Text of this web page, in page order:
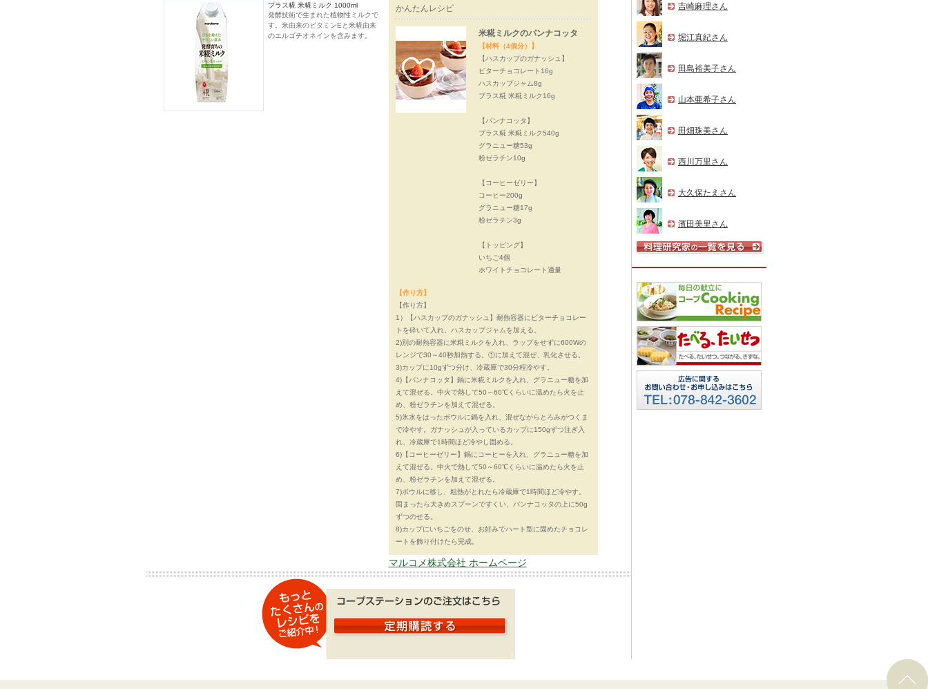
プラス糀 米糀ミルク 1000ml
発酵技術で生まれた植物性ミルクで
す。米由来のビタミンEと米糀由来
のエルゴチオネインを含みます。
かんたんレシピ
米糀ミルクのパンナコッタ
【材料（4個分）】
【ハスカップのガナッシュ】
ビターチョコレート16g
ハスカップジャム8g
プラス糀 米糀ミルク16g
【パンナコッタ】
プラス糀 米糀ミルク540g
グラニュー糖53g
粉ゼラチン10g
【コーヒーゼリー】
コーヒー200g
グラニュー糖17g
粉ゼラチン3g
【トッピング】
いちご4個
ホワイトチョコレート適量
【作り方】
【作り方】
1）【ハスカップのガナッシュ】耐熱容器にビターチョコレー
トを砕いて入れ、ハスカップジャムを加える。
2)別の耐熱容器に米糀ミルクを入れ、ラップをせずに600Wの
レンジで30～40秒加熱する。①に加えて混ぜ、乳化させる。
3)カップに10gずつ分け、冷蔵庫で30分程冷やす。
4)【パンナコッタ】鍋に米糀ミルクを入れ、グラニュー糖を加
えて混ぜる。中火で熱して50～60℃くらいに温めたら火を止
め、粉ゼラチンを加えて混ぜる。
5)氷水をはったボウルに鍋を入れ、混ぜながらとろみがつくま
で冷やす。ガナッシュが入っているカップに150gずつ注ぎ入
れ、冷蔵庫で1時間ほど冷やし固める。
6)【コーヒーゼリー】鍋にコーヒーを入れ、グラニュー糖を加
えて混ぜる。中火で熱して50～60℃くらいに温めたら火を止
め、粉ゼラチンを加えて混ぜる。
7)ボウルに移し、粗熱がとれたら冷蔵庫で1時間ほど冷やす。
固まったら大きめスプーンですくい、パンナコッタの上に50g
ずつのせる。
8)カップにいちごをのせ、お好みでハート型に固めたチョコレ
ートを飾り付けたら完成。
マルコメ株式会社 ホームページ
吉崎麻理さん
堀江真紀さん
田島裕美子さん
山本亜希子さん
田畑珠美さん
西川万里さん
大久保たえさん
濱田美里さん